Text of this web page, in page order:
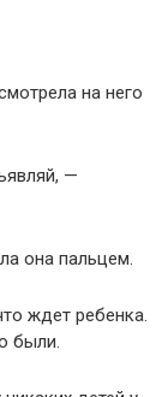
на него
—
она пальцем.
ждет ребенка.
были.